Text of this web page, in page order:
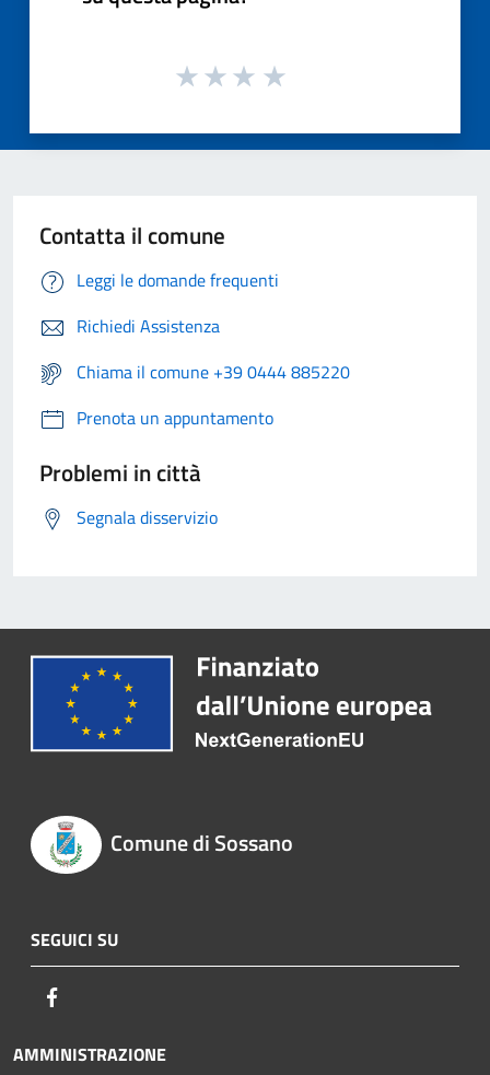
Contatta il comune
Leggi le domande frequenti
Richiedi Assistenza
Chiama il comune +39 0444 885220
Prenota un appuntamento
Problemi in città
Segnala disservizio
Comune di Sossano
SEGUICI SU
AMMINISTRAZIONE